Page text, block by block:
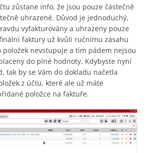
zůstane info, že jsou pouze částečně
uhrazené. Důvod je jednoduchý,
vyfakturovány a uhrazeny pouze
faktury už kvůli ručnímu zásahu
položek nevstupuje a tím pádem nejsou
do plné hodnoty. Kdybyste nyní
tak by se Vám do dokladu načetla
z účtu, které ale už máte
položce na faktuře.